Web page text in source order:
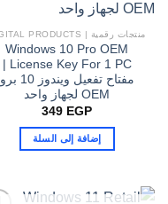
منتجات رقمية | DIGITAL PRODUCTS
Windows 10 Pro OEM
مفتاح تفعيل ويندوز 10 برو
OEM لجهاز واحد
349 EGP
إضافة إلى السلة